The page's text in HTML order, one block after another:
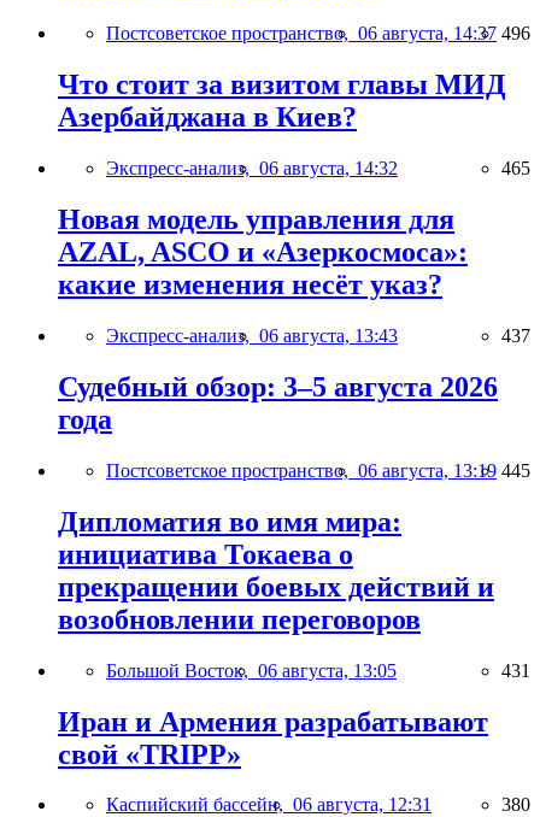
Постсоветское пространство, 06 августа, 14:37 496
Что стоит за визитом главы МИД
Азербайджана в Киев?
Экспресс-анализ, 06 августа, 14:32 465
Новая модель управления для
AZAL, ASCO и «Азеркосмоса»:
какие изменения несёт указ?
Экспресс-анализ, 06 августа, 13:43 437
Судебный обзор: 3–5 августа 2026
года
Постсоветское пространство, 06 августа, 13:19 445
Дипломатия во имя мира:
инициатива Токаева о
прекращении боевых действий и
возобновлении переговоров
Большой Восток, 06 августа, 13:05 431
Иран и Армения разрабатывают
свой «TRIPP»
Каспийский бассейн, 06 августа, 12:31 380